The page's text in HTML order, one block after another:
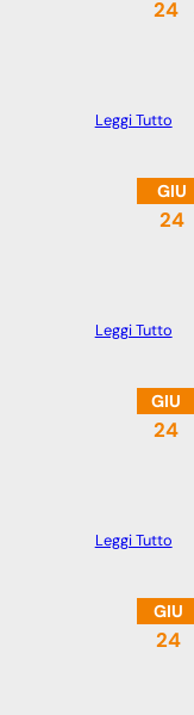
24
Leggi Tutto
GIU
24
Leggi Tutto
GIU
24
Leggi Tutto
GIU
24